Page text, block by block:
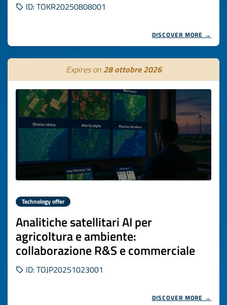
ID: TOKR20250808001
DISCOVER MORE →
Expires on 28 ottobre 2026
Technology offer
Analitiche satellitari AI per
agricoltura e ambiente:
collaborazione R&S e commerciale
ID: TOJP20251023001
DISCOVER MORE →